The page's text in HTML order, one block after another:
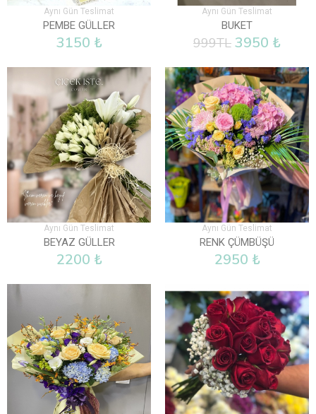
Aynı Gün Teslimat
PEMBE GÜLLER
3150 ₺
Aynı Gün Teslimat
BUKET
999TL 3950 ₺
Aynı Gün Teslimat
BEYAZ GÜLLER
2200 ₺
Aynı Gün Teslimat
RENK ÇÜMBÜŞÜ
2950 ₺